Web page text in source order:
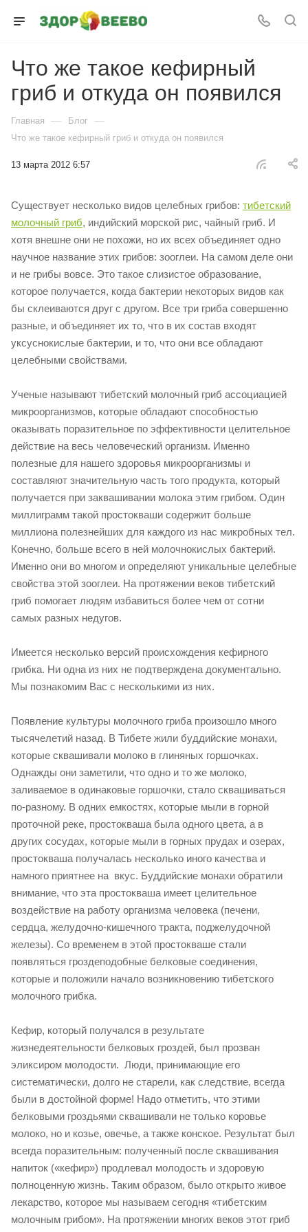
Что же такое кефирный
гриб и откуда он появился
Главная — Блог —
Что же такое кефирный гриб и откуда он появился
13 марта 2012 6:57
Существует несколько видов целебных грибов: тибетский
молочный гриб, индийский морской рис, чайный гриб. И
хотя внешне они не похожи, но их всех объединяет одно
научное название этих грибов: зооглеи. На самом деле они
и не грибы вовсе. Это такое слизистое образование,
которое получается, когда бактерии некоторых видов как
бы склеиваются друг с другом. Все три гриба совершенно
разные, и объединяет их то, что в их состав входят
уксуснокислые бактерии, и то, что они все обладают
целебными свойствами.
Ученые называют тибетский молочный гриб ассоциацией
микроорганизмов, которые обладают способностью
оказывать поразительное по эффективности целительное
действие на весь человеческий организм. Именно
полезные для нашего здоровья микроорганизмы и
составляют значительную часть того продукта, который
получается при заквашивании молока этим грибом. Один
миллиграмм такой простокваши содержит больше
миллиона полезнейших для каждого из нас микробных тел.
Конечно, больше всего в ней молочнокислых бактерий.
Именно они во многом и определяют уникальные целебные
свойства этой зооглеи. На протяжении веков тибетский
гриб помогает людям избавиться более чем от сотни
самых разных недугов.
Имеется несколько версий происхождения кефирного
грибка. Ни одна из них не подтверждена документально.
Мы познакомим Вас с несколькими из них.
Появление культуры молочного гриба произошло много
тысячелетий назад. В Тибете жили буддийские монахи,
которые сквашивали молоко в глиняных горшочках.
Однажды они заметили, что одно и то же молоко,
заливаемое в одинаковые горшочки, стало сквашиваться
по-разному. В одних емкостях, которые мыли в горной
проточной реке, простокваша была одного цвета, а в
других сосудах, которые мыли в горных прудах и озерах,
простокваша получалась несколько иного качества и
намного приятнее на вкус. Буддийские монахи обратили
внимание, что эта простокваша имеет целительное
воздействие на работу организма человека (печени,
сердца, желудочно-кишечного тракта, поджелудочной
железы). Со временем в этой простокваше стали
появляться гроздеподобные белковые соединения,
которые и положили начало возникновению тибетского
молочного грибка.
Кефир, который получался в результате
жизнедеятельности белковых гроздей, был прозван
эликсиром молодости. Люди, принимающие его
систематически, долго не старели, как следствие, всегда
были в достойной форме! Надо отметить, что этими
белковыми гроздьями сквашивали не только коровье
молоко, но и козье, овечье, а также конское. Результат был
всегда поразительным: полученный после сквашивания
напиток («кефир») продлевал молодость и здоровую
полноценную жизнь. Таким образом, было открыто живое
лекарство, которое мы называем сегодня «тибетским
молочным грибом». На протяжении многих веков этот гриб